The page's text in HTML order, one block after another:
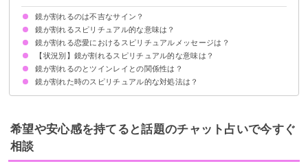
鏡が割れるのは不吉なサイン？
鏡が割れるスピリチュアル的な意味は？
①自身の身代わりとして災厄を受けてくれた
②自身の転機が訪れるサイン
③不要な物との別れの予兆
④恋愛の嫉妬心から守られる
⑤体調の変化
⑥精神的な不調
状況によって意味が決まる
鏡が割れる恋愛におけるスピリチュアルメッセージは？
①相手との関係性の変化
②恋愛に対して思い切りのある行動の後押し
③プロポーズされる前触れ
④恋愛が進展するサイン
【状況別】鏡が割れるスピリチュアル的な意味は？
鏡を落として割れるスピリチュアル的意味
鏡を踏んで割れたスピリチュアル的意味
ぶつかって鏡が割れるスピリチュアル的意味
鏡が割れるのとツインレイとの関係性は？
①ツインレイとの出会いの予兆
②サイレント期間の終了
鏡が割れた時のスピリチュアル的な対処法は？
速やかに片付け壊れた鏡は使い続けない
おまじないをして処分する
開運効果のある鏡に新調する
希望や安心感を持てると話題のチャット占いで今すぐ
相談